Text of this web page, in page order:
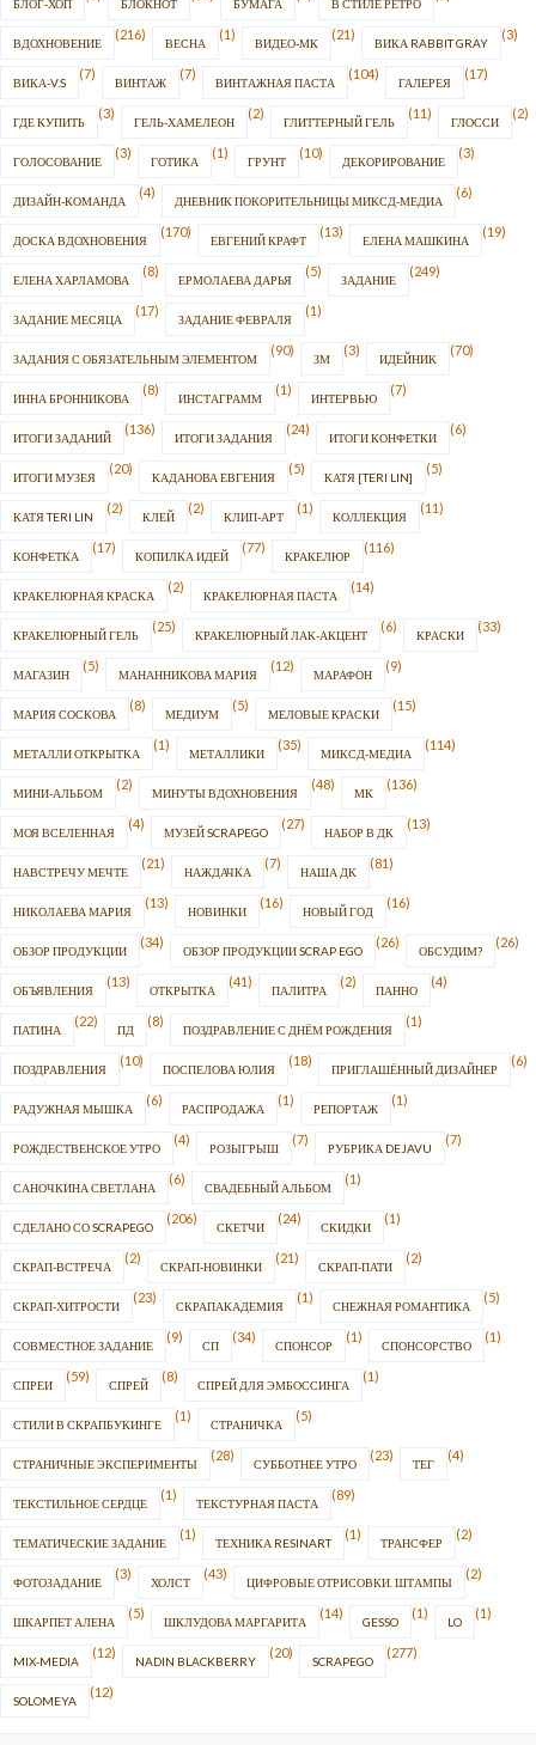
БЛОГ-ХОП БЛОКНОТ БУМАГА В СТИЛЕ РЕТРО
ВДОХНОВЕНИЕ
(216)
ВЕСНА
(1)
ВИДЕО-МК
(21)
ВИКА RABBIT GRAY
(3)
ВИКА-V.S
(7)
ВИНТАЖ
(7)
ВИНТАЖНАЯ ПАСТА
(104)
ГАЛЕРЕЯ
(17)
ГДЕ КУПИТЬ
(3)
ГЕЛЬ-ХАМЕЛЕОН
(2)
ГЛИТТЕРНЫЙ ГЕЛЬ
(11)
ГЛОССИ
(2)
ГОЛОСОВАНИЕ
(3)
ГОТИКА
(1)
ГРУНТ
(10)
ДЕКОРИРОВАНИЕ
(3)
ДИЗАЙН-КОМАНДА
(4)
ДНЕВНИК ПОКОРИТЕЛЬНИЦЫ МИКСД-МЕДИА
(6)
ДОСКА ВДОХНОВЕНИЯ
(170)
ЕВГЕНИЙ КРАФТ
(13)
ЕЛЕНА МАШКИНА
(19)
ЕЛЕНА ХАРЛАМОВА
(8)
ЕРМОЛАЕВА ДАРЬЯ
(5)
ЗАДАНИЕ
(249)
ЗАДАНИЕ МЕСЯЦА
(17)
ЗАДАНИЕ ФЕВРАЛЯ
(1)
ЗАДАНИЯ С ОБЯЗАТЕЛЬНЫМ ЭЛЕМЕНТОМ
(90)
ЗМ
(3)
ИДЕЙНИК
(70)
ИННА БРОННИКОВА
(8)
ИНСТАГРАММ
(1)
ИНТЕРВЬЮ
(7)
ИТОГИ ЗАДАНИЙ
(136)
ИТОГИ ЗАДАНИЯ
(24)
ИТОГИ КОНФЕТКИ
(6)
ИТОГИ МУЗЕЯ
(20)
КАДАНОВА ЕВГЕНИЯ
(5)
КАТЯ [TERI LIN]
(5)
КАТЯ TERI LIN
(2)
КЛЕЙ
(2)
КЛИП-АРТ
(1)
КОЛЛЕКЦИЯ
(11)
КОНФЕТКА
(17)
КОПИЛКА ИДЕЙ
(77)
КРАКЕЛЮР
(116)
КРАКЕЛЮРНАЯ КРАСКА
(2)
КРАКЕЛЮРНАЯ ПАСТА
(14)
КРАКЕЛЮРНЫЙ ГЕЛЬ
(25)
КРАКЕЛЮРНЫЙ ЛАК-АКЦЕНТ
(6)
КРАСКИ
(33)
МАГАЗИН
(5)
МАНАННИКОВА МАРИЯ
(12)
МАРАФОН
(9)
МАРИЯ СОСКОВА
(8)
МЕДИУМ
(5)
МЕЛОВЫЕ КРАСКИ
(15)
МЕТАЛЛИ ОТКРЫТКА
(1)
МЕТАЛЛИКИ
(35)
МИКСД-МЕДИА
(114)
МИНИ-АЛЬБОМ
(2)
МИНУТЫ ВДОХНОВЕНИЯ
(48)
МК
(136)
МОЯ ВСЕЛЕННАЯ
(4)
МУЗЕЙ SCRAPEGO
(27)
НАБОР В ДК
(13)
НАВСТРЕЧУ МЕЧТЕ
(21)
НАЖДАЧКА
(7)
НАША ДК
(81)
НИКОЛАЕВА МАРИЯ
(13)
НОВИНКИ
(16)
НОВЫЙ ГОД
(16)
ОБЗОР ПРОДУКЦИИ
(34)
ОБЗОР ПРОДУКЦИИ SCRAP EGO
(26)
ОБСУДИМ?
(26)
ОБЪЯВЛЕНИЯ
(13)
ОТКРЫТКА
(41)
ПАЛИТРА
(2)
ПАННО
(4)
ПАТИНА
(22)
ПД
(8)
ПОЗДРАВЛЕНИЕ С ДНЁМ РОЖДЕНИЯ
(1)
ПОЗДРАВЛЕНИЯ
(10)
ПОСПЕЛОВА ЮЛИЯ
(18)
ПРИГЛАШЁННЫЙ ДИЗАЙНЕР
(6)
РАДУЖНАЯ МЫШКА
(6)
РАСПРОДАЖА
(1)
РЕПОРТАЖ
(1)
РОЖДЕСТВЕНСКОЕ УТРО
(4)
РОЗЫГРЫШ
(7)
РУБРИКА DEJAVU
(7)
САНОЧКИНА СВЕТЛАНА
(6)
СВАДЕБНЫЙ АЛЬБОМ
(1)
СДЕЛАНО СО SCRAPEGO
(206)
СКЕТЧИ
(24)
СКИДКИ
(1)
СКРАП-ВСТРЕЧА
(2)
СКРАП-НОВИНКИ
(21)
СКРАП-ПАТИ
(2)
СКРАП-ХИТРОСТИ
(23)
СКРАПАКАДЕМИЯ
(1)
СНЕЖНАЯ РОМАНТИКА
(5)
СОВМЕСТНОЕ ЗАДАНИЕ
(9)
СП
(34)
СПОНСОР
(1)
СПОНСОРСТВО
(1)
СПРЕИ
(59)
СПРЕЙ
(8)
СПРЕЙ ДЛЯ ЭМБОССИНГА
(1)
СТИЛИ В СКРАПБУКИНГЕ
(1)
СТРАНИЧКА
(5)
СТРАНИЧНЫЕ ЭКСПЕРИМЕНТЫ
(28)
СУББОТНЕЕ УТРО
(23)
ТЕГ
(4)
ТЕКСТИЛЬНОЕ СЕРДЦЕ
(1)
ТЕКСТУРНАЯ ПАСТА
(89)
ТЕМАТИЧЕСКИЕ ЗАДАНИЕ
(1)
ТЕХНИКА RESINART
(1)
ТРАНСФЕР
(2)
ФОТОЗАДАНИЕ
(3)
ХОЛСТ
(43)
ЦИФРОВЫЕ ОТРИСОВКИ. ШТАМПЫ
(2)
ШКАРПЕТ АЛЕНА
(5)
ШКЛУДОВА МАРГАРИТА
(14)
GESSO
(1)
LO
(1)
MIX-MEDIA
(12)
NADIN BLACKBERRY
(20)
SCRAPEGO
(277)
SOLOMEYA
(12)